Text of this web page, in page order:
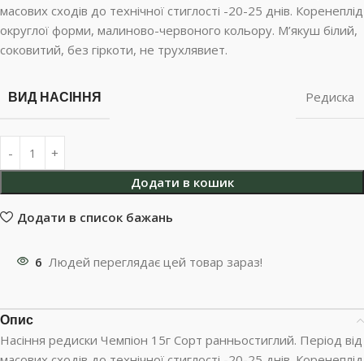
масових сходів до технічної стиглості -20-25 днів. Коренеплід
округлої форми, малиново-червоного кольору. М’якуш білий,
соковитий, без гіркоти, не трухлявиет.
ВИД НАСІННЯ Редиска
Додати в кошик
Додати в список бажань
6 Людей переглядає цей товар зараз!
Опис
Насіння редиски Чемпіон 15г Сорт ранньостиглий. Період від